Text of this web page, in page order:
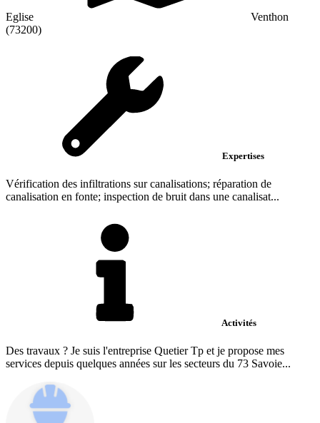
Eglise
Venthon
(73200)
Expertises
Vérification des infiltrations sur canalisations; réparation de
canalisation en fonte; inspection de bruit dans une canalisat...
Activités
Des travaux ? Je suis l'entreprise Quetier Tp et je propose mes
services depuis quelques années sur les secteurs du 73 Savoie...